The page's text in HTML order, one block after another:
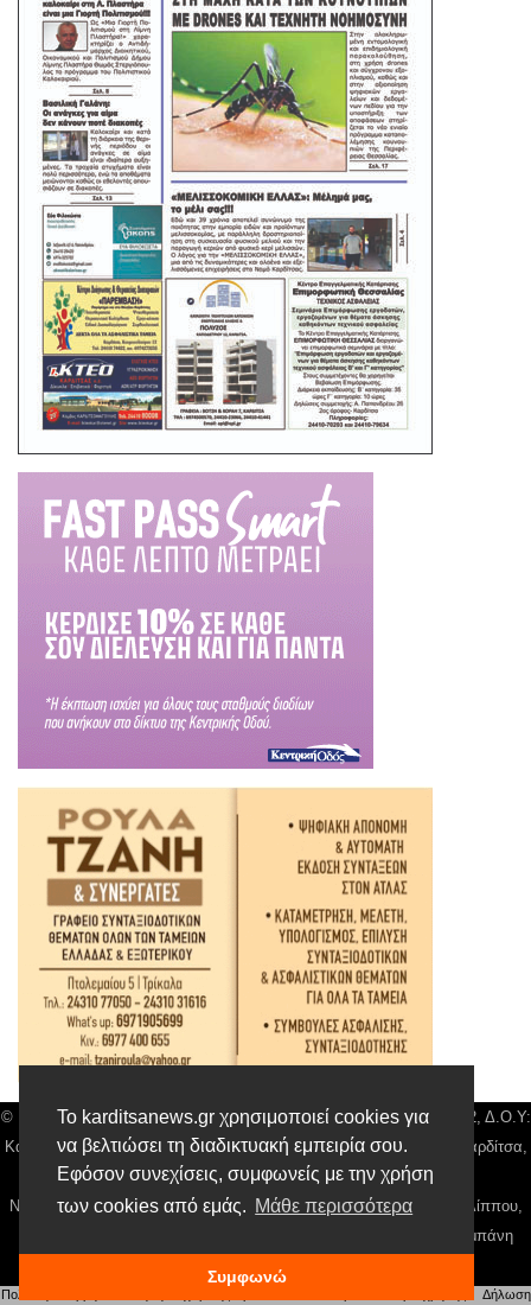
Το karditsanews.gr χρησιμοποιεί cookies για
να βελτιώσει τη διαδικτυακή εμπειρία σου.
Εφόσον συνεχίσεις, συμφωνείς με την χρήση
των cookies από εμάς. Μάθε περισσότερα
Συμφωνώ
© Karditsa News | Διακριτικός Τίτλος: Orion Media, ΑΦΜ: 043750542, Δ.Ο.Υ:
Καρδίτσας, Αρ. Γεμή: 018804431000, Δ/νση: Διάκου 10 τ.κ 43132 Καρδίτσα,
Τηλ: 24410 42500, email:news@karditsanews.gr.
Νόμιμος Εκπρόσωπος, Ιδιοκτήτης και Διαχειριστής: Παναγιώτης Φιλίππου,
Διευθύντρια: Γιαννουσά Βασιλική, Διευθύντιρα Σύνταξης: Μπαλαμπάνη
Βασιλική. Δικαιούχος domain name Παναγιώτης Φιλίππου
Πολιτική απορρήτου
Δήλωση